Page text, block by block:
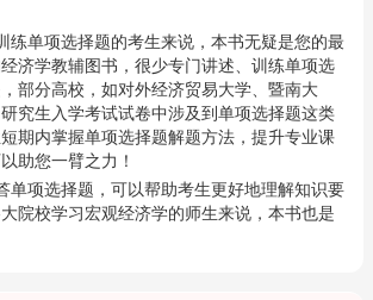
练单项选择题的考生来说，本书无疑是您的最
济学教辅图书，很少专门讲述、训练单项选
部分高校，如对外经济贸易大学、暨南大
究生入学考试试卷中涉及到单项选择题这类
期内掌握单项选择题解题方法，提升专业课
助您一臂之力！
单项选择题，可以帮助考生更好地理解知识要
院校学习宏观经济学的师生来说，本书也是